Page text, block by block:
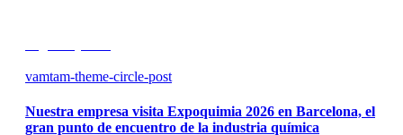
vamtam-theme-circle-post
Nuestra empresa visita Expoquimia 2026 en Barcelona, el
gran punto de encuentro de la industria química